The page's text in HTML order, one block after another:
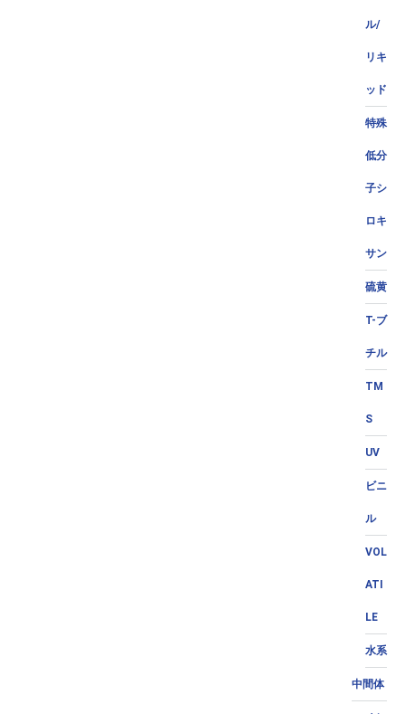
ル/
リキ
ッド
特殊
低分
子シ
ロキ
サン
硫黄
T-ブ
チル
TM
S
UV
ビニ
ル
VOL
ATI
LE
水系
中間体